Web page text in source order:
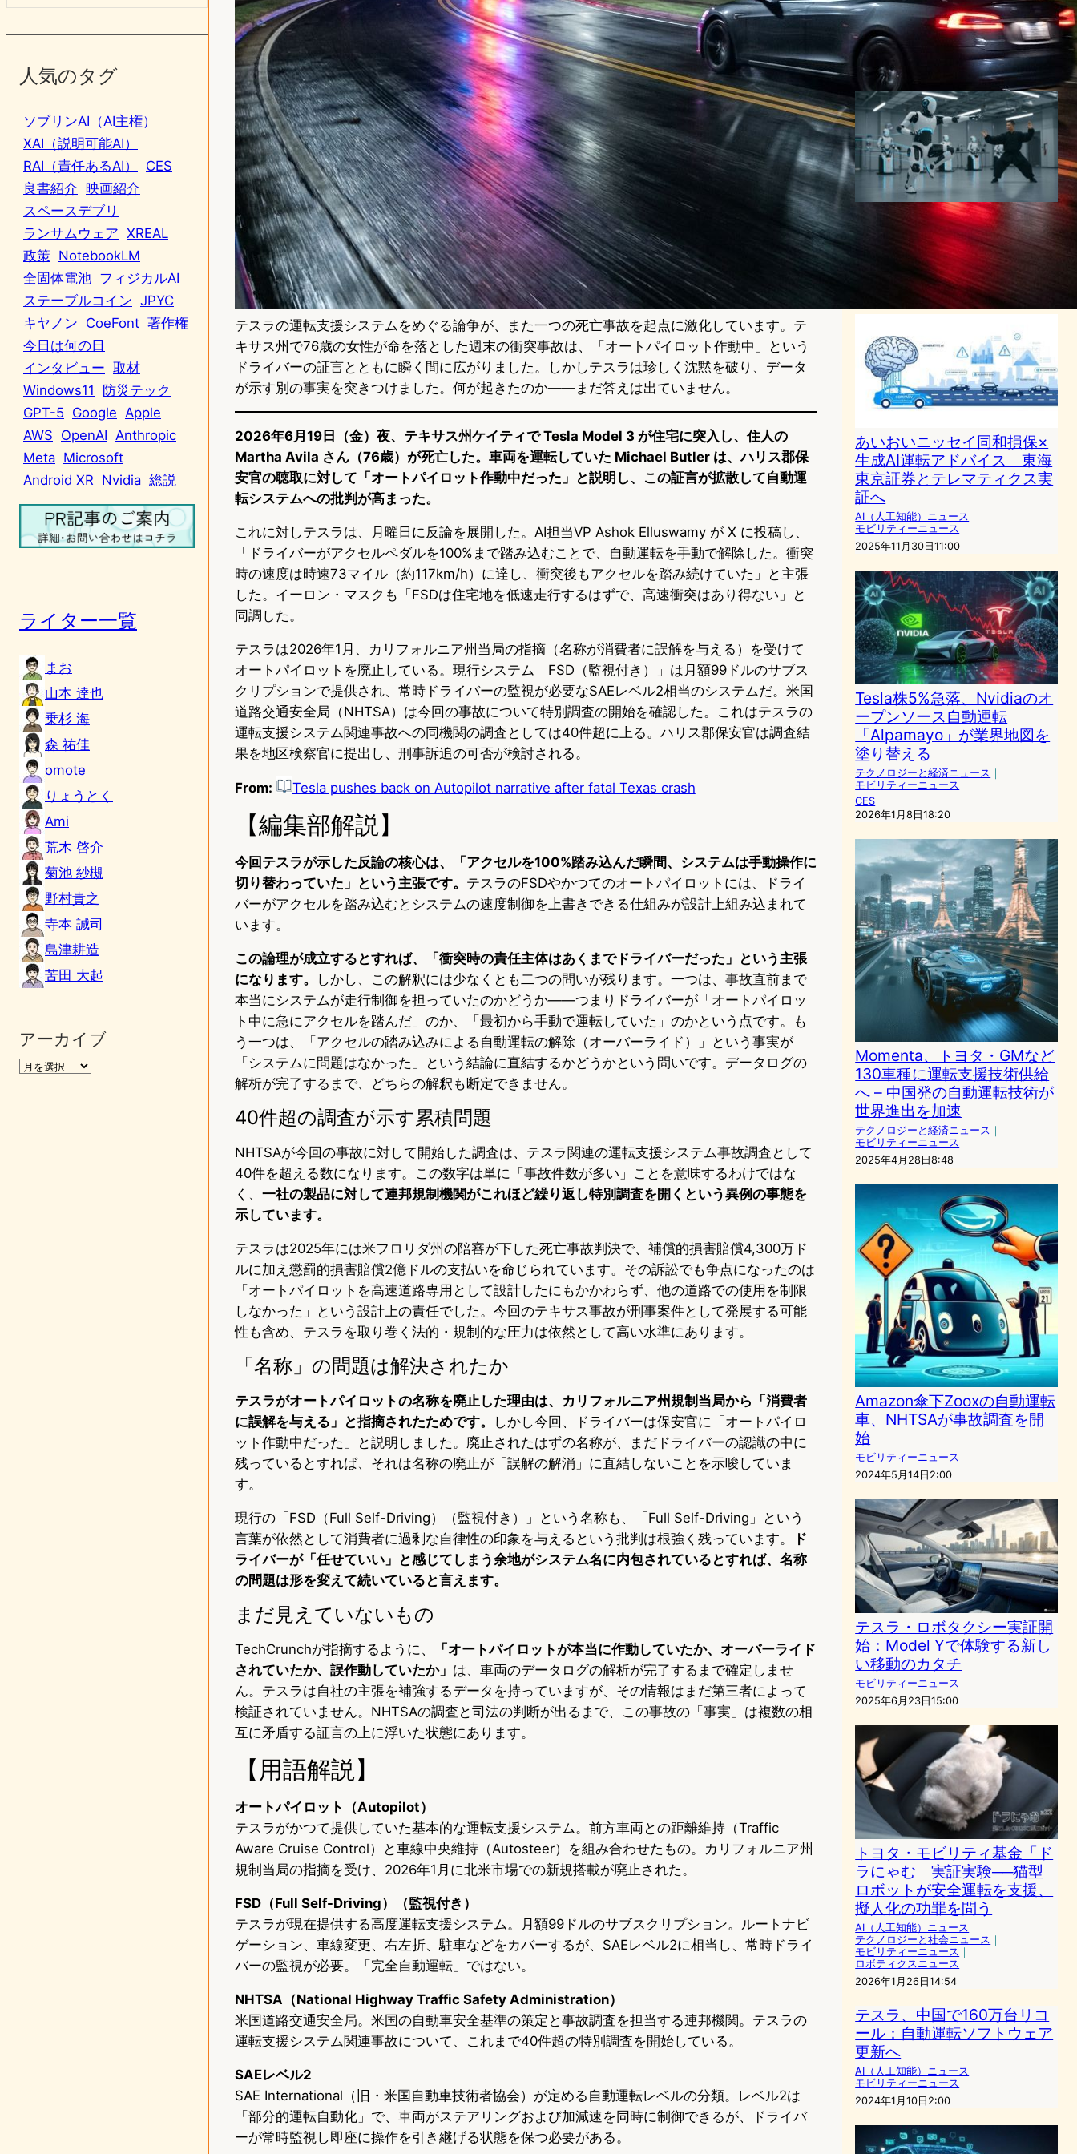
人気のタグ
ソブリンAI（AI主権）
XAI（説明可能AI）
RAI（責任あるAI）
CES
良書紹介 映画紹介
スペースデブリ
ランサムウェア XREAL
政策 NotebookLM
全固体電池 フィジカルAI
ステーブルコイン JPYC
キヤノン CoeFont 著作権
今日は何の日
インタビュー 取材
Windows11
防災テック
GPT-5 Google Apple
AWS OpenAI Anthropic
Meta Microsoft
Android XR Nvidia 総説
ライター一覧
まお
山本 達也
乗杉 海
森 祐佳
omote
りょうとく
Ami
荒木 啓介
菊池 紗槻
野村貴之
寺本 誠司
島津耕造
苦田 大起
アーカイブ
テスラの運転支援システムをめぐる論争が、また一つの死亡事故を起点に激化しています。テ
キサス州で76歳の女性が命を落とした週末の衝突事故は、「オートパイロット作動中」という
ドライバーの証言とともに瞬く間に広がりました。しかしテスラは珍しく沈黙を破り、データ
が示す別の事実を突きつけました。何が起きたのか——まだ答えは出ていません。
2026年6月19日（金）夜、テキサス州ケイティで Tesla Model 3 が住宅に突入し、住人の
Martha Avila さん（76歳）が死亡した。車両を運転していた Michael Butler は、ハリス郡保
安官の聴取に対して「オートパイロット作動中だった」と説明し、この証言が拡散して自動運
転システムへの批判が高まった。
これに対しテスラは、月曜日に反論を展開した。AI担当VP Ashok Elluswamy が X に投稿し、
「ドライバーがアクセルペダルを100%まで踏み込むことで、自動運転を手動で解除した。衝突
時の速度は時速73マイル（約117km/h）に達し、衝突後もアクセルを踏み続けていた」と主張
した。イーロン・マスクも「FSDは住宅地を低速走行するはずで、高速衝突はあり得ない」と
同調した。
テスラは2026年1月、カリフォルニア州当局の指摘（名称が消費者に誤解を与える）を受けて
オートパイロットを廃止している。現行システム「FSD（監視付き）」は月額99ドルのサブス
クリプションで提供され、常時ドライバーの監視が必要なSAEレベル2相当のシステムだ。米国
道路交通安全局（NHTSA）は今回の事故について特別調査の開始を確認した。これはテスラの
運転支援システム関連事故への同機関の調査としては40件超に上る。ハリス郡保安官は調査結
果を地区検察官に提出し、刑事訴追の可否が検討される。
From: Tesla pushes back on Autopilot narrative after fatal Texas crash
【編集部解説】
今回テスラが示した反論の核心は、「アクセルを100%踏み込んだ瞬間、システムは手動操作に
切り替わっていた」という主張です。 テスラのFSDやかつてのオートパイロットには、ドライ
バーがアクセルを踏み込むとシステムの速度制御を上書きできる仕組みが設計上組み込まれて
います。
この論理が成立するとすれば、「衝突時の責任主体はあくまでドライバーだった」という主張
になります。
しかし、この解釈には少なくとも二つの問いが残ります。一つは、事故直前まで
本当にシステムが走行制御を担っていたのかどうか——つまりドライバーが「オートパイロッ
ト中に急にアクセルを踏んだ」のか、「最初から手動で運転していた」のかという点です。も
う一つは、「アクセルの踏み込みによる自動運転の解除（オーバーライド）」という事実が
「システムに問題はなかった」という結論に直結するかどうかという問いです。データログの
解析が完了するまで、どちらの解釈も断定できません。
40件超の調査が示す累積問題
NHTSAが今回の事故に対して開始した調査は、テスラ関連の運転支援システム事故調査として
40件を超える数になります。この数字は単に「事故件数が多い」ことを意味するわけではな
く、 一社の製品に対して連邦規制機関がこれほど繰り返し特別調査を開くという異例の事態を
示しています。
テスラは2025年には米フロリダ州の陪審が下した死亡事故判決で、補償的損害賠償4,300万ド
ルに加え懲罰的損害賠償2億ドルの支払いを命じられています。その訴訟でも争点になったのは
「オートパイロットを高速道路専用として設計したにもかかわらず、他の道路での使用を制限
しなかった」という設計上の責任でした。今回のテキサス事故が刑事案件として発展する可能
性も含め、テスラを取り巻く法的・規制的な圧力は依然として高い水準にあります。
「名称」の問題は解決されたか
テスラがオートパイロットの名称を廃止した理由は、カリフォルニア州規制当局から「消費者
に誤解を与える」と指摘されたためです。
しかし今回、ドライバーは保安官に「オートパイロ
ット作動中だった」と説明しました。廃止されたはずの名称が、まだドライバーの認識の中に
残っているとすれば、それは名称の廃止が「誤解の解消」に直結しないことを示唆していま
す。
現行の「FSD（Full Self-Driving）（監視付き）」という名称も、「Full Self-Driving」という
言葉が依然として消費者に過剰な自律性の印象を与えるという批判は根強く残っています。
ド
ライバーが「任せていい」と感じてしまう余地がシステム名に内包されているとすれば、名称
の問題は形を変えて続いていると言えます。
まだ見えていないもの
TechCrunchが指摘するように、
「オートパイロットが本当に作動していたか、オーバーライド
されていたか、誤作動していたか」 は、車両のデータログの解析が完了するまで確定しませ
ん。テスラは自社の主張を補強するデータを持っていますが、その情報はまだ第三者によって
検証されていません。NHTSAの調査と司法の判断が出るまで、この事故の「事実」は複数の相
互に矛盾する証言の上に浮いた状態にあります。
【用語解説】
オートパイロット（Autopilot）
テスラがかつて提供していた基本的な運転支援システム。前方車両との距離維持（Traffic
Aware Cruise Control）と車線中央維持（Autosteer）を組み合わせたもの。カリフォルニア州
規制当局の指摘を受け、2026年1月に北米市場での新規搭載が廃止された。
FSD（Full Self-Driving）（監視付き）
テスラが現在提供する高度運転支援システム。月額99ドルのサブスクリプション。ルートナビ
ゲーション、車線変更、右左折、駐車などをカバーするが、SAEレベル2に相当し、常時ドライ
バーの監視が必要。「完全自動運転」ではない。
NHTSA（National Highway Traffic Safety Administration）
米国道路交通安全局。米国の自動車安全基準の策定と事故調査を担当する連邦機関。テスラの
運転支援システム関連事故について、これまで40件超の特別調査を開始している。
SAEレベル2
SAE International（旧・米国自動車技術者協会）が定める自動運転レベルの分類。レベル2は
「部分的運転自動化」で、車両がステアリングおよび加減速を同時に制御できるが、ドライバ
ーが常時監視し即座に操作を引き継げる状態を保つ必要がある。
車を実現―FSDとロボタクシ
ー技術の実力
モビリティーニュース
2025年7月1日21:30
テスラOptimus、AIでカンフ
ー動作を習得——2030年に
年間100万台生産目指す
ロボティクスニュース
2025年10月6日14:00
あいおいニッセイ同和損保×
生成AI運転アドバイス 東海
東京証券とテレマティクス実
証へ
AI（人工知能）ニュース ｜
モビリティーニュース
2025年11月30日11:00
Tesla株5%急落、Nvidiaのオ
ープンソース自動運転
「Alpamayo」が業界地図を
塗り替える
テクノロジーと経済ニュース ｜
モビリティーニュース
CES
2026年1月8日18:20
Momenta、トヨタ・GMなど
130車種に運転支援技術供給
へ – 中国発の自動運転技術が
世界進出を加速
テクノロジーと経済ニュース ｜
モビリティーニュース
2025年4月28日8:48
Amazon傘下Zooxの自動運転
車、NHTSAが事故調査を開
始
モビリティーニュース
2024年5月14日2:00
テスラ・ロボタクシー実証開
始：Model Yで体験する新し
い移動のカタチ
モビリティーニュース
2025年6月23日15:00
トヨタ・モビリティ基金「ド
ラにゃむ」実証実験──猫型
ロボットが安全運転を支援、
擬人化の功罪を問う
AI（人工知能）ニュース ｜
テクノロジーと社会ニュース ｜
モビリティーニュース ｜
ロボティクスニュース
2026年1月26日14:54
テスラ、中国で160万台リコ
ール：自動運転ソフトウェア
更新へ
AI（人工知能）ニュース ｜
モビリティーニュース
2024年1月10日2:00